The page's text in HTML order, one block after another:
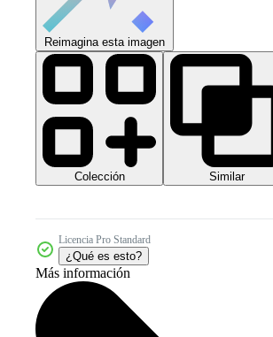
Reimagina esta imagen
Colección Similar
Licencia Pro Standard
¿Qué es esto?
Más información